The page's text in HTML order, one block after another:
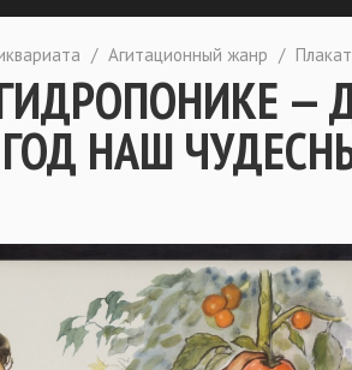
/ Агитационный жанр /
—
НАШ